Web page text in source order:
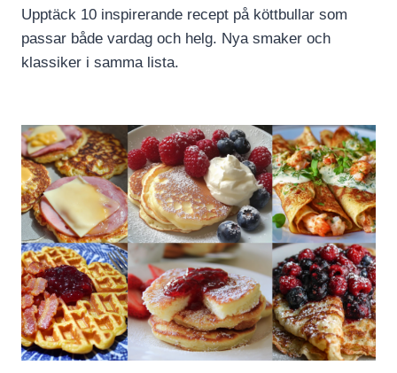
Upptäck 10 inspirerande recept på köttbullar som
passar både vardag och helg. Nya smaker och
klassiker i samma lista.